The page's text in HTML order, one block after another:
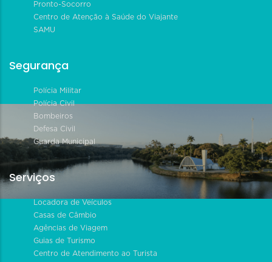
Pronto-Socorro
Centro de Atenção à Saúde do Viajante
SAMU
Segurança
Polícia Militar
Polícia Civil
Bombeiros
Defesa Civil
Guarda Municipal
Serviços
Locadora de Veículos
Casas de Câmbio
Agências de Viagem
Guias de Turismo
Centro de Atendimento ao Turista